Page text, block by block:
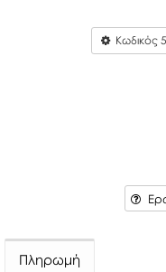
Κωδικός
Πληρωμή